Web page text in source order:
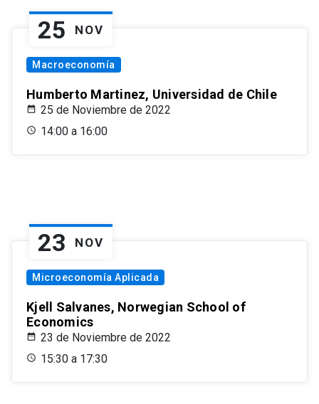
25 NOV
Macroeconomía
Humberto Martinez, Universidad de Chile
25 de Noviembre de 2022
14:00 a 16:00
23 NOV
Microeconomía Aplicada
Kjell Salvanes, Norwegian School of
Economics
23 de Noviembre de 2022
15:30 a 17:30